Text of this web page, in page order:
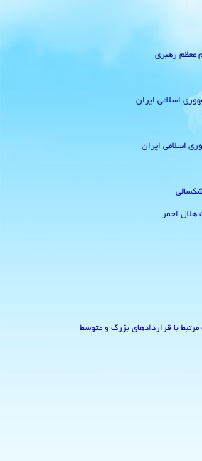
معظم رهبری
اسلامی ایران
اسلامی ایران
هلال احمر
با قراردادهای بزرگ و متوسط